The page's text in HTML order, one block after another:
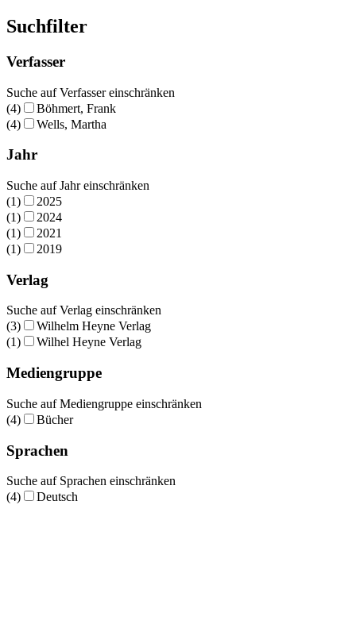
Suchfilter
Verfasser
Suche auf Verfasser einschränken
(4)
Böhmert, Frank
(4)
Wells, Martha
Jahr
Suche auf Jahr einschränken
(1)
2025
(1)
2024
(1)
2021
(1)
2019
Verlag
Suche auf Verlag einschränken
(3)
Wilhelm Heyne Verlag
(1)
Wilhel Heyne Verlag
Mediengruppe
Suche auf Mediengruppe einschränken
(4)
Bücher
Sprachen
Suche auf Sprachen einschränken
(4)
Deutsch